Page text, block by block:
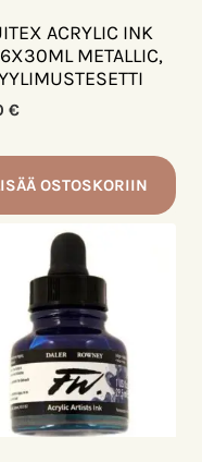
ACRYLIC INK
METALLIC,
€
OSTOSKORIIN